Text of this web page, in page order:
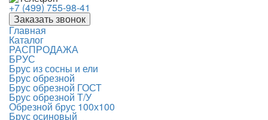
+7 (499) 755-98-41
Заказать звонок
Главная
Каталог
РАСПРОДАЖА
БРУС
Брус из сосны и ели
Брус обрезной
Брус обрезной ГОСТ
Брус обрезной Т/У
Обрезной брус 100х100
Брус осиновый